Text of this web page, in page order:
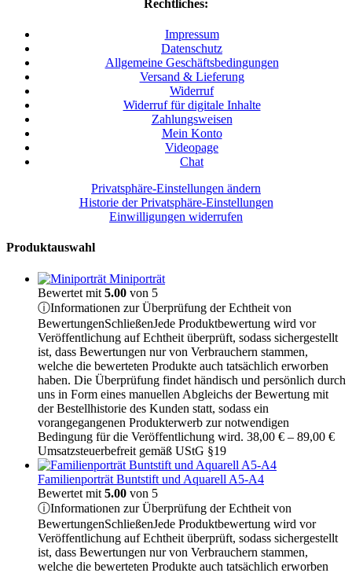
Rechtliches:
Impressum
Datenschutz
Allgemeine Geschäftsbedingungen
Versand & Lieferung
Widerruf
Widerruf für digitale Inhalte
Zahlungsweisen
Mein Konto
Videopage
Chat
Privatsphäre-Einstellungen ändern
Historie der Privatsphäre-Einstellungen
Einwilligungen widerrufen
Produktauswahl
Miniporträt
Bewertet mit 5.00 von 5
ⓘInformationen zur Überprüfung der Echtheit von
BewertungenSchließenJede Produktbewertung wird vor
Veröffentlichung auf Echtheit überprüft, sodass sichergestellt
ist, dass Bewertungen nur von Verbrauchern stammen,
welche die bewerteten Produkte auch tatsächlich erworben
haben. Die Überprüfung findet händisch und persönlich durch
uns in Form eines manuellen Abgleichs der Bewertung mit
der Bestellhistorie des Kunden statt, sodass ein
vorangegangenen Produkterwerb zur notwendigen
Bedingung für die Veröffentlichung wird. 38,00 € – 89,00 €
Umsatzsteuerbefreit gemäß UStG §19
Familienporträt Buntstift und Aquarell A5-A4
Bewertet mit 5.00 von 5
ⓘInformationen zur Überprüfung der Echtheit von
BewertungenSchließenJede Produktbewertung wird vor
Veröffentlichung auf Echtheit überprüft, sodass sichergestellt
ist, dass Bewertungen nur von Verbrauchern stammen,
welche die bewerteten Produkte auch tatsächlich erworben